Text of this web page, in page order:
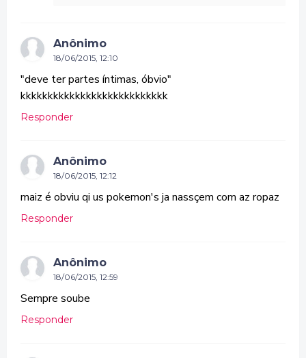
Anônimo
18/06/2015, 12:10
"deve ter partes íntimas, óbvio"
kkkkkkkkkkkkkkkkkkkkkkkkkkk
Responder
Anônimo
18/06/2015, 12:12
maiz é obviu qi us pokemon's ja nassçem com az ropaz
Responder
Anônimo
18/06/2015, 12:59
Sempre soube
Responder